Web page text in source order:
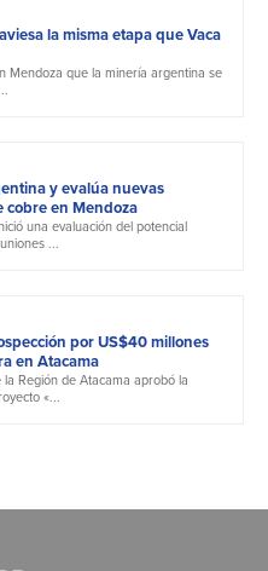
la misma etapa que Vaca
Mendoza que la minería argentina se
y evalúa nuevas
en Mendoza
una evaluación del potencial
...
por US$40 millones
en Atacama
Región de Atacama aprobó la
«...